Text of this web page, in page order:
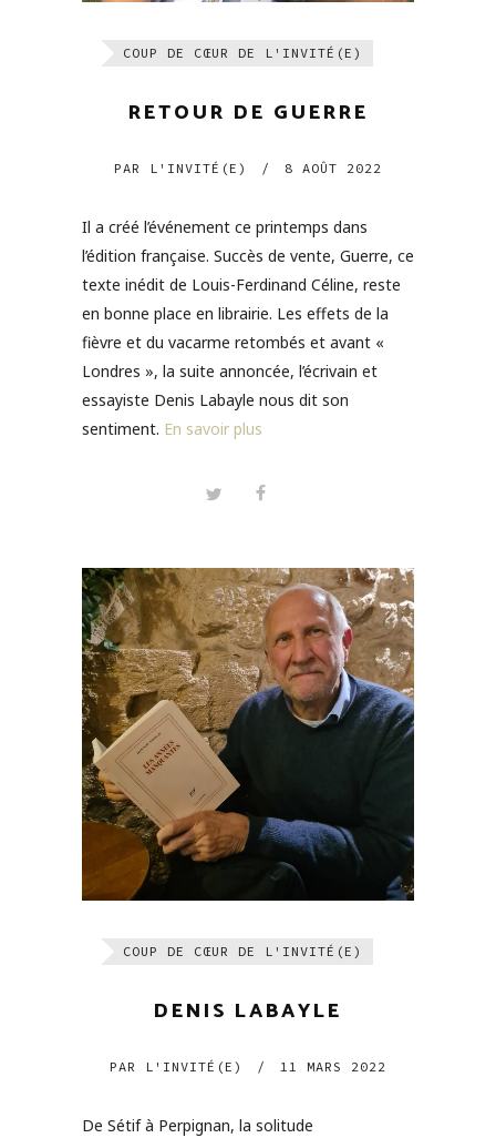
COUP DE CŒUR DE L'INVITÉ(E)
RETOUR DE GUERRE
PAR L'INVITÉ(E) / 8 AOÛT 2022
Il a créé l’événement ce printemps dans
l’édition française. Succès de vente, Guerre, ce
texte inédit de Louis-Ferdinand Céline, reste
en bonne place en librairie. Les effets de la
fièvre et du vacarme retombés et avant «
Londres », la suite annoncée, l’écrivain et
essayiste Denis Labayle nous dit son
sentiment. En savoir plus
COUP DE CŒUR DE L'INVITÉ(E)
DENIS LABAYLE
PAR L'INVITÉ(E) / 11 MARS 2022
De Sétif à Perpignan, la solitude